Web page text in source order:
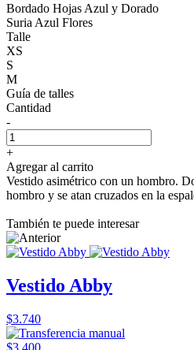
Bordado Hojas Azul y Dorado
Suria Azul Flores
Talle
XS
S
M
Guía de talles
Cantidad
-
+
Agregar al carrito
Vestido asimétrico con un hombro.
hombro y se atan cruzados en la
También te puede interesar
Vestido Abby
$3.740
$3.400